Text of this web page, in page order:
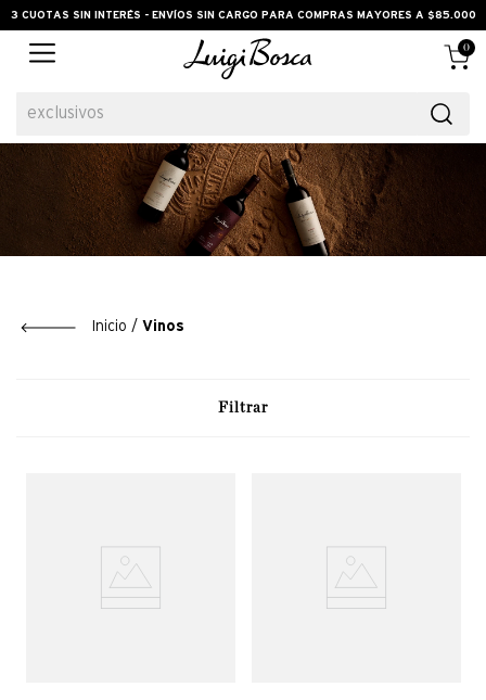
3 CUOTAS SIN INTERÉS - ENVÍOS SIN CARGO PARA COMPRAS MAYORES A $85.000
0
Vinos
Filtrar